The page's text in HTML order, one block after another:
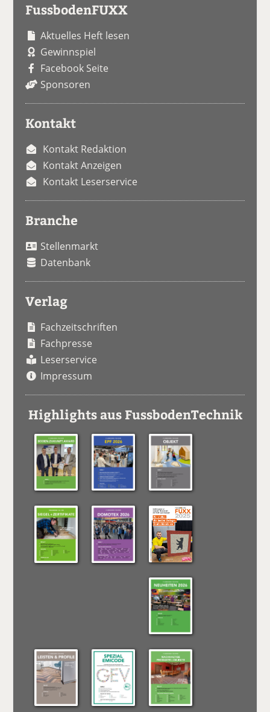
FussbodenFUXX
Aktuelles Heft lesen
Gewinnspiel
Facebook Seite
Sponsoren
Kontakt
Kontakt Redaktion
Kontakt Anzeigen
Kontakt Leserservice
Branche
Stellenmarkt
Datenbank
Verlag
Fachzeitschriften
Fachpresse
Leserservice
Impressum
Highlights aus FussbodenTechnik